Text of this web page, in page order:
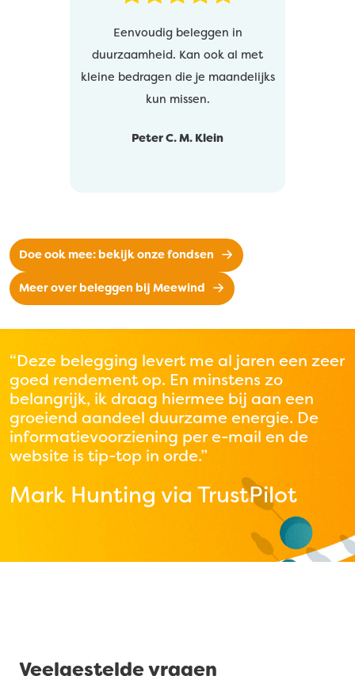
Eenvoudig beleggen in
duurzaamheid. Kan ook al met
kleine bedragen die je maandelijks
kun missen.
Peter C. M. Klein
Doe ook mee: bekijk onze fondsen
Meer over beleggen bij Meewind
“Deze belegging levert me al jaren een zeer
goed rendement op. En minstens zo
belangrijk, ik draag hiermee bij aan een
groeiend aandeel duurzame energie. De
informatievoorziening per e-mail en de
website is tip-top in orde.”
Mark Hunting via TrustPilot
Veelgestelde vragen